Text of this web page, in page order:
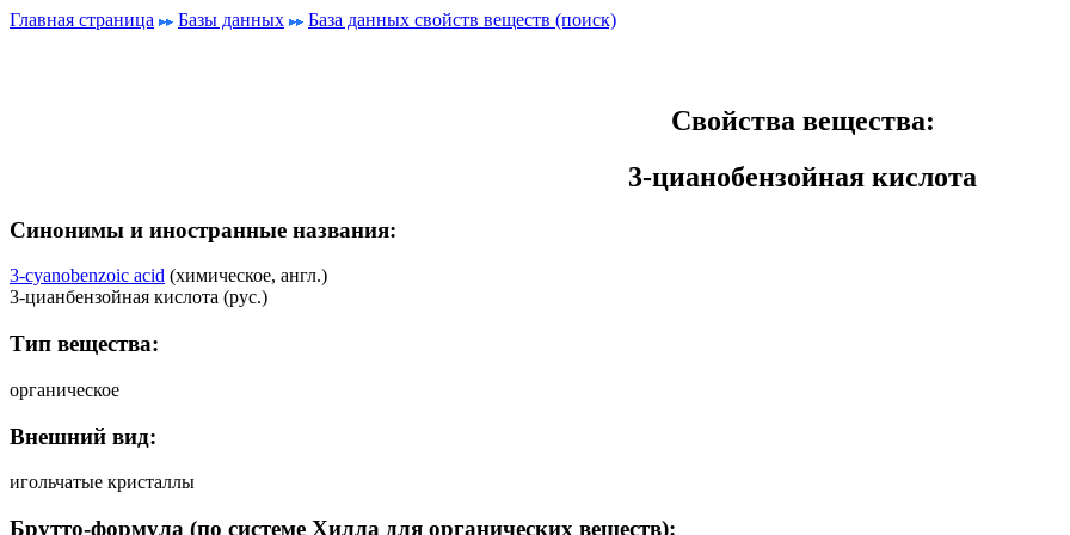
Главная страница Базы данных База данных свойств веществ (поиск)
Свойства вещества:
3-цианобензойная кислота
Синонимы и иностранные названия:
3-cyanobenzoic acid (химическое, англ.)
3-цианбензойная кислота (рус.)
Тип вещества:
органическое
Внешний вид:
игольчатые кристаллы
Брутто-формула (по системе Хилла для органических веществ):